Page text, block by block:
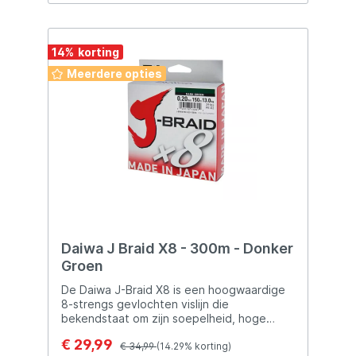
baksteen. Perfect voor grote afstanden!
14%
Meerdere opties
Daiwa J Braid X8 - 300m - Donker
Groen
De Daiwa J-Braid X8 is een hoogwaardige
8-strengs gevlochten vislijn die
bekendstaat om zijn soepelheid, hoge
werpeigenschappen. Dankzij de ronde 8-
€ 29,99 € 34,99(14.29% korting)